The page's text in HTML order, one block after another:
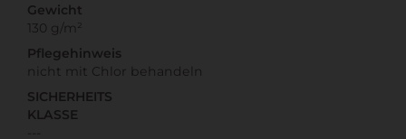
Gewicht
130 g/m²
Pflegehinweis
nicht mit Chlor behandeln
SICHERHEITS
KLASSE